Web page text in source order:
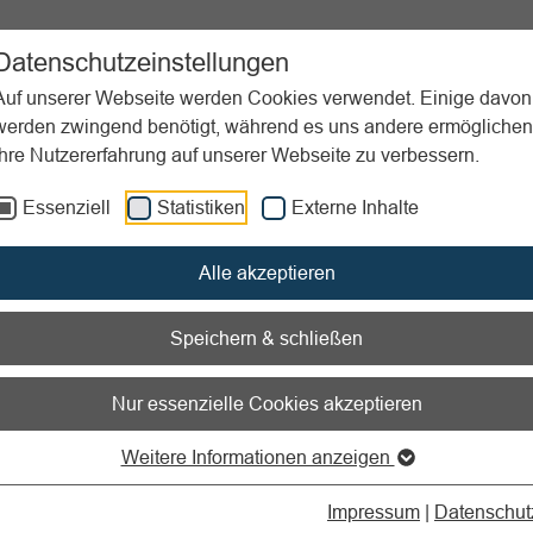
unserer Webseite werden Cookies verwendet. Einige davon
zwingend benötigt, während es uns andere
Nutzererfahrung auf unserer Webseite zu verbessern.
Essenziell Statistiken Externe Inhalte
Alle akzeptieren
Speichern & schließen
Nur essenzielle Cookies akzeptieren
Weitere Informationen anzeigen
Impressum |
Sportpraxis Aktuelles
& Planung
zum Readspeaker öffnen
Organisation und